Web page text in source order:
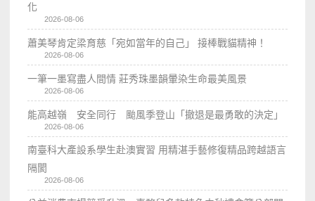
化
2026-08-06
蕭美琴肯定梁育慈「宛如當年的自己」 接棒戰貓精神！
2026-08-06
一筆一墨寫盡人間情 莊秀珠墨韻暈染生命最美風景
2026-08-06
能高越嶺 安全同行 颱風季登山「撤退是最勇敢的決定」
2026-08-06
南臺科大產設系學生赴澳實習 用精湛手藝修復精品跨越語言
隔閡
2026-08-06